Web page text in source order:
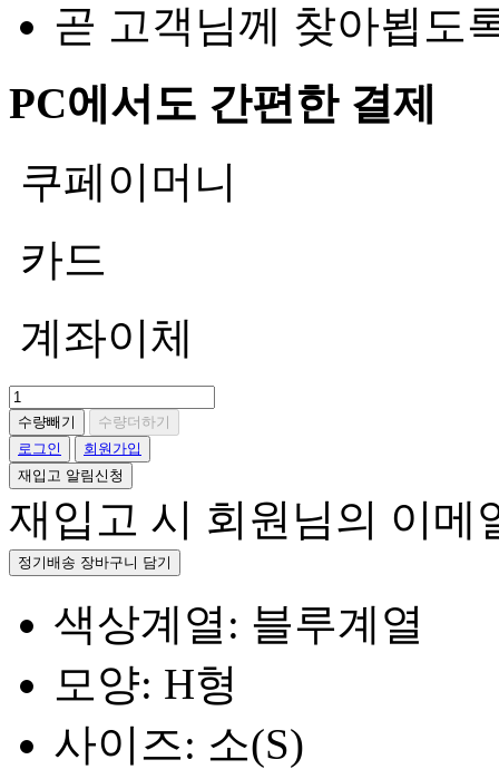
곧 고객님께 찾아뵙도
PC에서도 간편한 결제
쿠페이머니
카드
계좌이체
수량빼기
수량더하기
로그인
회원가입
재입고 알림신청
재입고 시 회원님의 이메
정기배송 장바구니 담기
색상계열: 블루계열
모양: H형
사이즈: 소(S)